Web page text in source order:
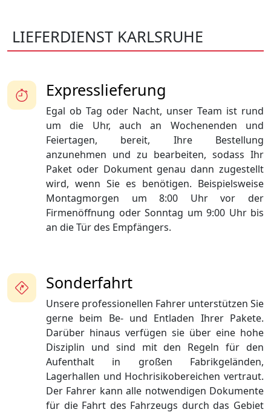
LIEFERDIENST KARLSRUHE
Sonderfahrt
Unsere professionellen Fahrer unterstützen Sie
gerne beim Be- und Entladen Ihrer Pakete.
Darüber hinaus verfügen sie über eine hohe
Disziplin und sind mit den Regeln für den
Aufenthalt in großen Fabrikgeländen,
Lagerhallen und Hochrisikobereichen vertraut.
Der Fahrer kann alle notwendigen Dokumente
für die Fahrt des Fahrzeugs durch das Gebiet
Expresslieferung
Egal ob Tag oder Nacht, unser Team ist rund
um die Uhr, auch an Wochenenden und
Feiertagen, bereit, Ihre Bestellung
anzunehmen und zu bearbeiten, sodass Ihr
Paket oder Dokument genau dann zugestellt
wird, wenn Sie es benötigen. Beispielsweise
Montagmorgen um 8:00 Uhr vor der
Firmenöffnung oder Sonntag um 9:00 Uhr bis
an die Tür des Empfängers.